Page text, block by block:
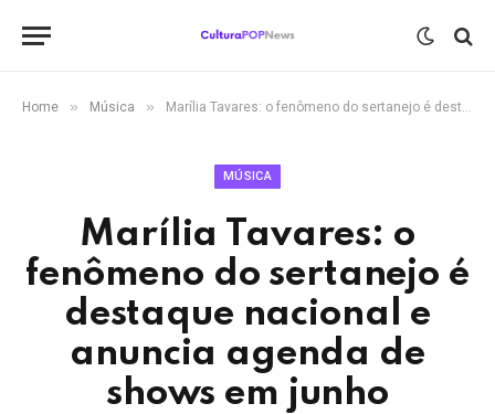
Home » Música » Marília Tavares: o fenômeno do sertanejo é destaque nacional e anuncia agenda de shows em junho
MÚSICA
Marília Tavares: o
fenômeno do sertanejo é
destaque nacional e
anuncia agenda de
shows em junho